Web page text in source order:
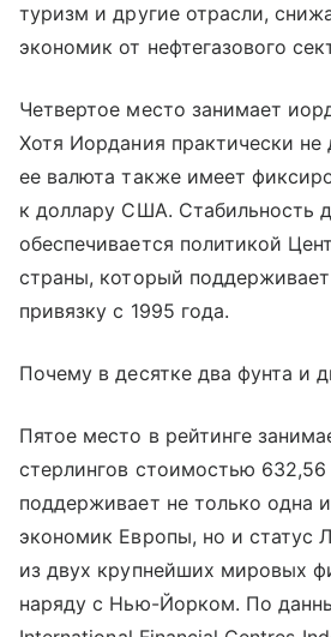
туризм и другие отрасли,
экономик от нефтегазового
Четвертое место занимает
Хотя Иордания практически не
ее валюта также имеет
к доллару США. Стабильность
обеспечивается политикой
страны, который
привязку с 1995 года.
Почему в десятке два фунта и
Пятое место в рейтинге
стерлингов стоимостью 632,56
поддерживает не только одна
экономик Европы, но и статус
из двух крупнейших мировых
наряду с Нью-Йорком. По